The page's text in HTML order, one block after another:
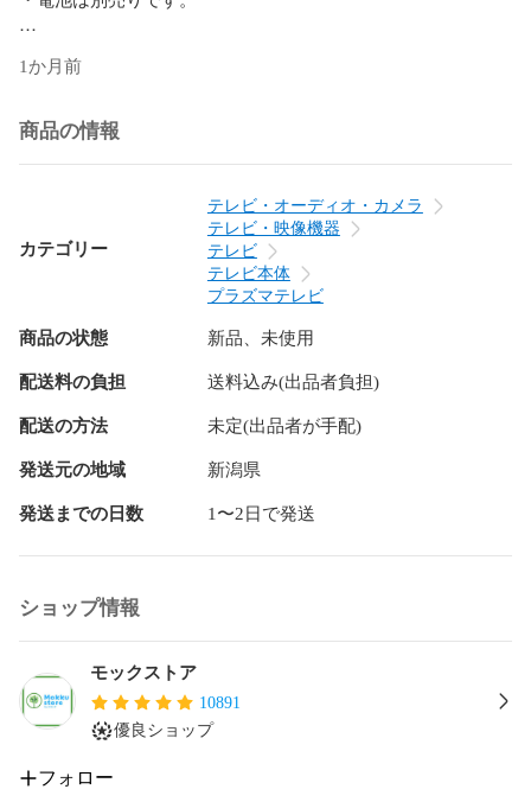
CT-90493
50C350X
55C350X
49J10X
1か月前
商品の情報
カテゴリー
テレビ・オーディオ・カメラ
テレビ・映像機器
テレビ
テレビ本体
プラズマテレビ
商品の状態 新品、未使用
配送料の負担 送料込み(出品者負担)
配送の方法 未定(出品者が手配)
発送元の地域 新潟県
発送までの日数 1〜2日で発送
ショップ情報
モックストア
10891
優良ショップ
フォロー